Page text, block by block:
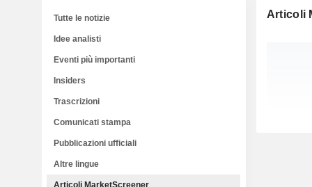
Articoli
Tutte le notizie
Idee analisti
Eventi più importanti
Insiders
Trascrizioni
Comunicati stampa
Pubblicazioni ufficiali
Altre lingue
Articoli MarketScreener